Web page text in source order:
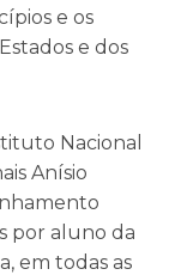
e os
e dos
Nacional
Anísio
por aluno da
em todas as